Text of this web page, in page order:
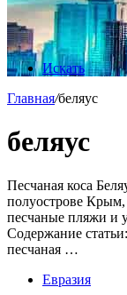
Искать
Главная/беляус
беляус
Песчаная коса
полуострове Крым,
песчаные пляжи и
Содержание
песчаная …
Евразия